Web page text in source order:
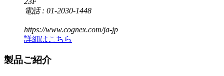
電話 : 01-2030-1448
https://www.cognex.com/ja-jp
詳細はこちら
製品ご紹介